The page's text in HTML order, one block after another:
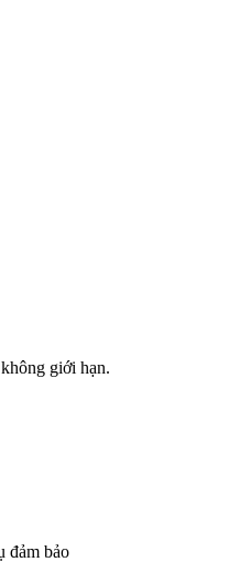
giới hạn.
đảm bảo